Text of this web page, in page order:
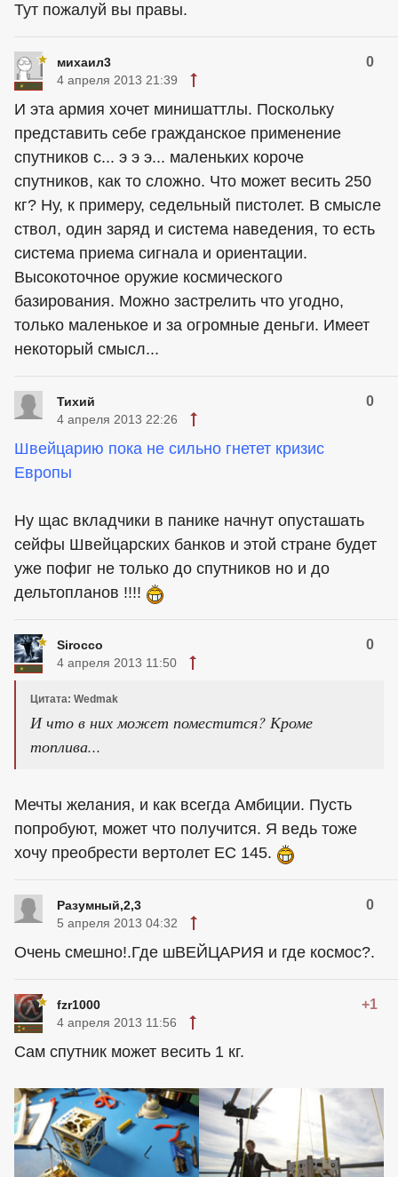
Тут пожалуй вы правы.
михаил3 0
4 апреля 2013 21:39
И эта армия хочет минишаттлы. Поскольку
представить себе гражданское применение
спутников с... э э э... маленьких короче
спутников, как то сложно. Что может весить 250
кг? Ну, к примеру, седельный пистолет. В смысле
ствол, один заряд и система наведения, то есть
система приема сигнала и ориентации.
Высокоточное оружие космического
базирования. Можно застрелить что угодно,
только маленькое и за огромные деньги. Имеет
некоторый смысл...
Тихий 0
4 апреля 2013 22:26
Швейцарию пока не сильно гнетет кризис
Европы
Ну щас вкладчики в панике начнут опусташать
сейфы Швейцарских банков и этой стране будет
уже пофиг не только до спутников но и до
дельтопланов !!!!
Sirocco 0
4 апреля 2013 11:50
Цитата: Wedmak
И что в них может поместится? Кроме
топлива...
Мечты желания, и как всегда Амбиции. Пусть
попробуют, может что получится. Я ведь тоже
хочу преобрести вертолет ЕС 145.
Разумный,2,3 0
5 апреля 2013 04:32
Очень смешно!.Где шВЕЙЦАРИЯ и где космос?.
fzr1000 +1
4 апреля 2013 11:56
Сам спутник может весить 1 кг.